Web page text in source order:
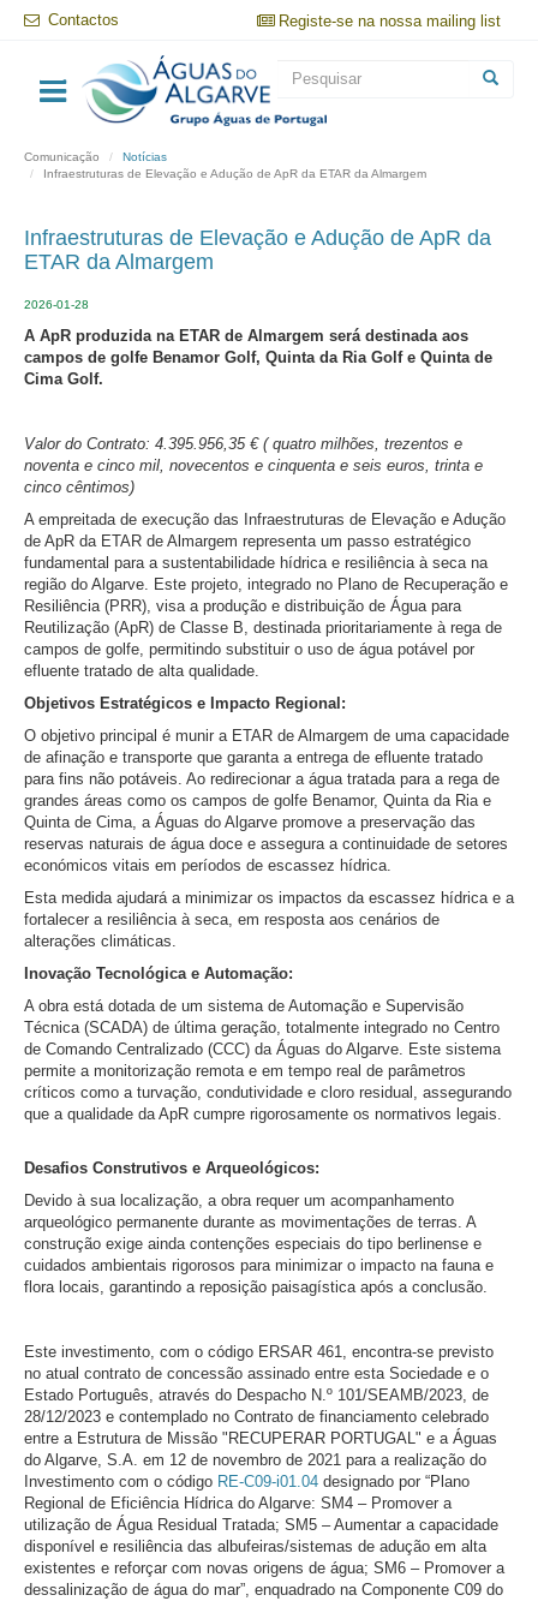
Passar
para
conteúdo
principal
Contactos Registe-se na nossa mailing list
Formulário
de
Pesquisar
Comunicação
Notícias
Infraestruturas de Elevação e Adução de ApR da ETAR da Almargem
Infraestruturas de Elevação e Adução de ApR da
ETAR da Almargem
2026-01-28
A ApR produzida na ETAR de Almargem será destinada aos
campos de golfe Benamor Golf, Quinta da Ria Golf e Quinta de
Cima Golf.
Valor do Contrato: 4.395.956,35 € ( quatro milhões, trezentos e
noventa e cinco mil, novecentos e cinquenta e seis euros, trinta e
cinco cêntimos)
A empreitada de execução das Infraestruturas de Elevação e Adução
de ApR da ETAR de Almargem representa um passo estratégico
fundamental para a sustentabilidade hídrica e resiliência à seca na
região do Algarve. Este projeto, integrado no Plano de Recuperação e
Resiliência (PRR), visa a produção e distribuição de Água para
Reutilização (ApR) de Classe B, destinada prioritariamente à rega de
campos de golfe, permitindo substituir o uso de água potável por
efluente tratado de alta qualidade.
Objetivos Estratégicos e Impacto Regional:
O objetivo principal é munir a ETAR de Almargem de uma capacidade
de afinação e transporte que garanta a entrega de efluente tratado
para fins não potáveis. Ao redirecionar a água tratada para a rega de
grandes áreas como os campos de golfe Benamor, Quinta da Ria e
Quinta de Cima, a Águas do Algarve promove a preservação das
reservas naturais de água doce e assegura a continuidade de setores
económicos vitais em períodos de escassez hídrica.
Esta medida ajudará a minimizar os impactos da escassez hídrica e a
fortalecer a resiliência à seca, em resposta aos cenários de
alterações climáticas.
Inovação Tecnológica e Automação:
A obra está dotada de um sistema de Automação e Supervisão
Técnica (SCADA) de última geração, totalmente integrado no Centro
de Comando Centralizado (CCC) da Águas do Algarve. Este sistema
permite a monitorização remota e em tempo real de parâmetros
críticos como a turvação, condutividade e cloro residual, assegurando
que a qualidade da ApR cumpre rigorosamente os normativos legais.
Desafios Construtivos e Arqueológicos:
Devido à sua localização, a obra requer um acompanhamento
arqueológico permanente durante as movimentações de terras. A
construção exige ainda contenções especiais do tipo berlinense e
cuidados ambientais rigorosos para minimizar o impacto na fauna e
flora locais, garantindo a reposição paisagística após a conclusão.
Este investimento, com o código ERSAR 461, encontra-se previsto
no atual contrato de concessão assinado entre esta Sociedade e o
Estado Português, através do Despacho N.º 101/SEAMB/2023, de
28/12/2023 e contemplado no Contrato de financiamento celebrado
entre a Estrutura de Missão "RECUPERAR PORTUGAL" e a Águas
do Algarve, S.A. em 12 de novembro de 2021 para a realização do
Investimento com o código RE-C09-i01.04 designado por “Plano
Regional de Eficiência Hídrica do Algarve: SM4 – Promover a
utilização de Água Residual Tratada; SM5 – Aumentar a capacidade
disponível e resiliência das albufeiras/sistemas de adução em alta
existentes e reforçar com novas origens de água; SM6 – Promover a
dessalinização de água do mar”, enquadrado na Componente C09 do